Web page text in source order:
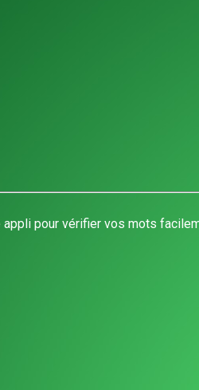
appli pour vérifier vos mots